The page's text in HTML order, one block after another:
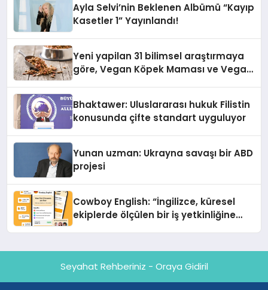
Ayla Selvi’nin Beklenen Albümü “Kayıp
Kasetler 1” Yayınlandı!
Yeni yapilan 31 bilimsel araştırmaya
göre, Vegan Köpek Maması ve Vegan
Bhaktawer: Uluslararası hukuk Filistin
konusunda çifte standart uyguluyor
Yunan uzman: Ukrayna savaşı bir ABD
projesi
Cowboy English: “İngilizce, küresel
ekiplerde ölçülen bir iş yetkinliğine
Seyahat Rehberiniz - Oraya Gidiril